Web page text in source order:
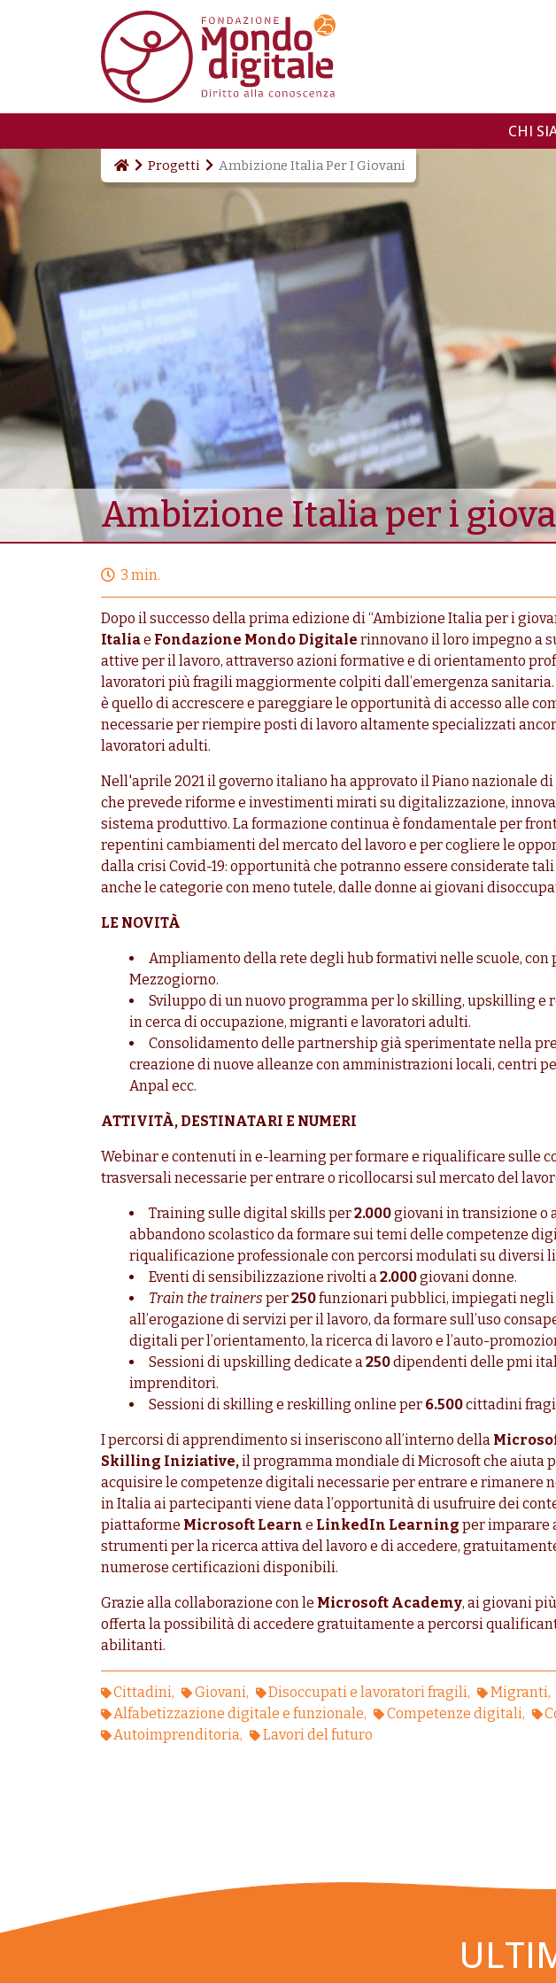
Salta al contenuto principale
CHI
Progetti Ambizione Italia Per I Giovani
Ambizione Italia per i
3 min.
Dopo il successo della prima edizione di “Ambizione Italia per i
Italiae Fondazione Mondo Digitale rinnovano il loro impegno a
attive per il lavoro, attraverso azioni formative e di orientamento
lavoratori più fragili maggiormente colpiti dall’emergenza
è quello di accrescere e pareggiare le opportunità di accesso alle
necessarie per riempire posti di lavoro altamente specializzati
lavoratori adulti.
Nell'aprile 2021 il governo italiano ha approvato il Piano nazionale di
che prevede riforme e investimenti mirati su digitalizzazione,
sistema produttivo. La formazione continua è fondamentale per
repentini cambiamenti del mercato del lavoro e per cogliere le
dalla crisi Covid-19: opportunità che potranno essere considerate
anche le categorie con meno tutele, dalle donne ai giovani
LE NOVITÀ
Ampliamento della rete degli hub formativi nelle scuole,
Mezzogiorno.
Sviluppo di un nuovo programma per lo skilling, upskilling e
in cerca di occupazione, migranti e lavoratori adulti.
Consolidamento delle partnership già sperimentate nella
creazione di nuove alleanze con amministrazioni locali, centri
Anpal ecc.
ATTIVITÀ, DESTINATARI E NUMERI
Webinar e contenuti in e-learning per formare e riqualificare sulle
trasversali necessarie per entrare o ricollocarsi sul mercato del
Training sulle digital skills per2.000giovani in transizione o
abbandono scolastico da formare sui temi delle competenze
riqualificazione professionale con percorsi modulati su diversi
Eventi di sensibilizzazione rivolti a2.000giovani donne.
Train the trainers per250funzionari pubblici, impiegati
all’erogazione di servizi per il lavoro, da formare sull’uso
digitali per l’orientamento, la ricerca di lavoro e l’auto-
Sessioni di upskilling dedicate a250dipendenti delle pmi
imprenditori.
Sessioni di skilling e reskilling online per 6.500cittadini
I percorsi di apprendimento si inseriscono all’interno della
Skilling Iniziative,il programma mondiale di Microsoft che aiuta
acquisire le competenze digitali necessarie per entrare e rimanere
in Italia ai partecipanti viene data l’opportunità di usufruire dei
piattaforme Microsoft Learn e LinkedIn Learning per imparare
strumenti per la ricerca attiva del lavoro e di accedere,
numerose certificazioni disponibili.
Grazie alla collaborazione con le Microsoft Academy, ai giovani
offerta la possibilità di accedere gratuitamente a percorsi
abilitanti.
Cittadini Giovani Disoccupati e lavoratori fragili
Migranti
Alfabetizzazione digitale e funzionale
Competenze digitali
Autoimprenditoria
Lavori del futuro